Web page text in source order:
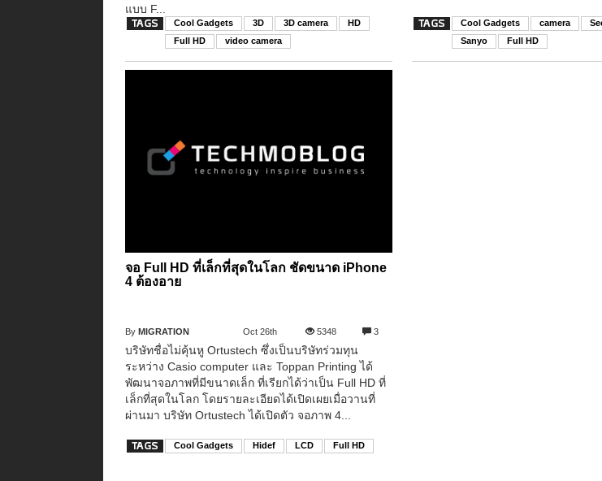
แบบ F...
Cool Gadgets 3D 3D camera
HD
Full HD
video camera
Cool Gadgets camera
Sanyo
Full HD
จอ Full HD ที่เล็กที่สุดในโลก ชัดขนาด iPhone
4 ต้องอาย
ByMIGRATION Oct 26th 5348 3
บริษัทชื่อไม่คุ้นหู Ortustech ซึ่งเป็นบริษัทร่วมทุน
ระหว่าง Casio computer และ Toppan Printing ได้
พัฒนาจอภาพที่มีขนาดเล็ก ที่เรียกได้ว่าเป็น Full HD ที่
เล็กที่สุดในโลก โดยรายละเอียดได้เปิดเผยเมื่อวานที่
ผ่านมา บริษัท Ortustech ได้เปิดตัว จอภาพ 4...
Cool Gadgets Hidef LCD Full HD